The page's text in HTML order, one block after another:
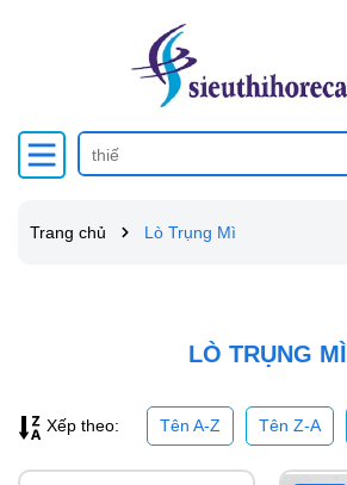
Trang chủ Lò Trụng Mì
LÒ TRỤNG MÌ
Xếp theo: Tên A-Z Tên Z-A